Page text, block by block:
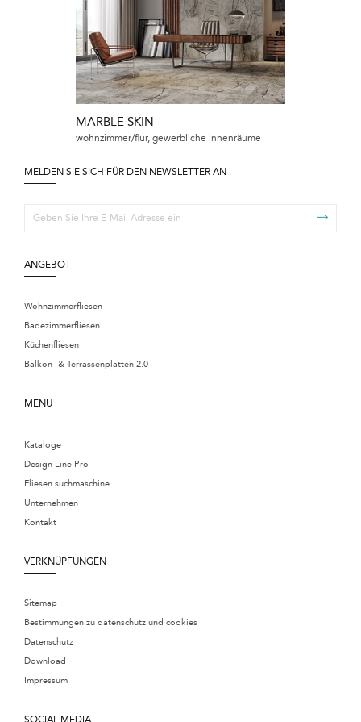
MARBLE SKIN
wohnzimmer/flur, gewerbliche innenräume
MELDEN SIE SICH FÜR DEN NEWSLETTER AN
ANGEBOT
Wohnzimmerfliesen
Badezimmerfliesen
Küchenfliesen
Balkon- & Terrassenplatten 2.0
MENU
Kataloge
Design Line Pro
Fliesen suchmaschine
Unternehmen
Kontakt
VERKNÜPFUNGEN
Sitemap
Bestimmungen zu datenschutz und cookies
Datenschutz
Download
Impressum
SOCIAL MEDIA